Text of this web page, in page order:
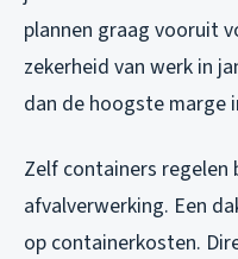
plannen graag vooruit
zekerheid van werk in
dan de hoogste marge
Zelf containers regelen
afvalverwerking. Een
op containerkosten.